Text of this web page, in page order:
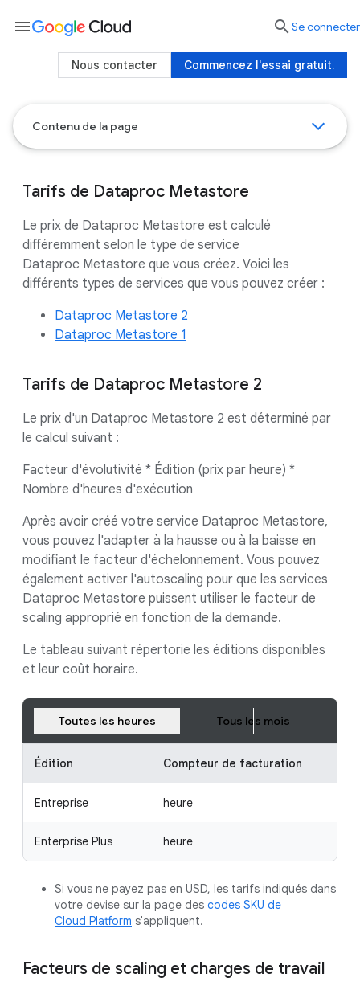
Contenu de la page
Tarifs de Dataproc Metastore
Le prix de Dataproc Metastore est calculé
différemment selon le type de service
Dataproc Metastore que vous créez. Voici les
différents types de services que vous pouvez créer :
Dataproc Metastore 2
Dataproc Metastore 1
Tarifs de Dataproc Metastore 2
Le prix d'un Dataproc Metastore 2 est déterminé par
le calcul suivant :
Facteur d'évolutivité * Édition (prix par heure) *
Nombre d'heures d'exécution
Après avoir créé votre service Dataproc Metastore,
vous pouvez l'adapter à la hausse ou à la baisse en
modifiant le facteur d'échelonnement. Vous pouvez
également activer l'autoscaling pour que les services
Dataproc Metastore puissent utiliser le facteur de
scaling approprié en fonction de la demande.
Le tableau suivant répertorie les éditions disponibles
et leur coût horaire.
Toutes les heures Tous les mois
Édition Compteur de facturation
Entreprise heure
Enterprise Plus heure
Si vous ne payez pas en USD, les tarifs indiqués dans
votre devise sur la page des codes SKU de
Cloud Platform s'appliquent.
Facteurs de scaling et charges de travail
menu  Se connecter
Commencez l'essai gratuit.
Nous contacter